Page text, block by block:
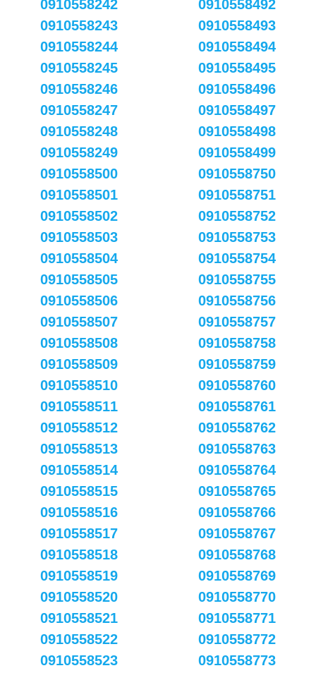
0910558242
0910558243
0910558244
0910558245
0910558246
0910558247
0910558248
0910558249
0910558492
0910558493
0910558494
0910558495
0910558496
0910558497
0910558498
0910558499
0910558500
0910558501
0910558502
0910558503
0910558504
0910558505
0910558506
0910558507
0910558508
0910558509
0910558510
0910558511
0910558512
0910558513
0910558514
0910558515
0910558516
0910558517
0910558518
0910558519
0910558520
0910558521
0910558522
0910558523
0910558750
0910558751
0910558752
0910558753
0910558754
0910558755
0910558756
0910558757
0910558758
0910558759
0910558760
0910558761
0910558762
0910558763
0910558764
0910558765
0910558766
0910558767
0910558768
0910558769
0910558770
0910558771
0910558772
0910558773